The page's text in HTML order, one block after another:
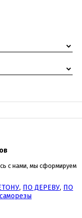
с нами, мы сформируем
, ПО ДЕРЕВУ, ПО
саморезы